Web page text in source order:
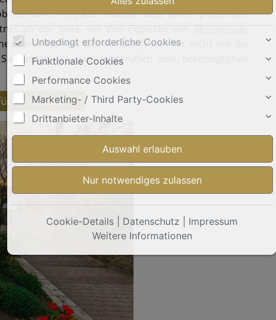
vertraut machen und einen passenden
an der Seite, wie den Experten vonBlumenauer
vereinfachen. Gemeinsam finden wir nicht nur die
umfänglich, um letztendlich den bestmöglichen
Unbedingt erforderliche Cookies
Funktionale Cookies
Performance Cookies
Marketing- / Third Party-Cookies
Drittanbieter-Inhalte
Cookie-Details Datenschutz
Impressum
Weitere Informationen